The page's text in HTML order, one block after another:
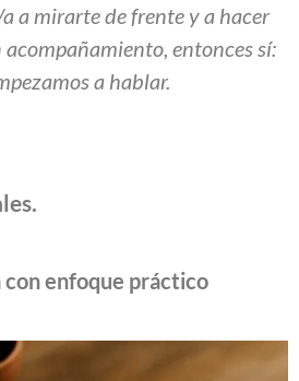
a mirarte de frente y a hacer
entonces sí:
a hablar.
enfoque práctico